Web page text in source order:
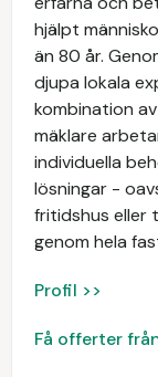
hjälpt
än 80 år.
djupa lokala
kombination
mäklare
individuella
lösningar -
fritidshus eller
genom hela
Profil >>
Få offerter